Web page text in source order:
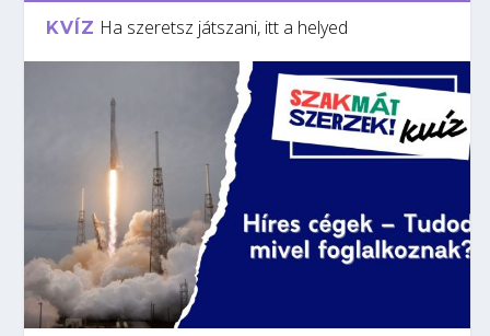
KVÍZ Ha szeretsz játszani, itt a helyed